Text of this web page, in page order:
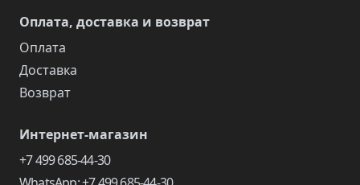
Оплата, доставка и возврат
Оплата
Доставка
Возврат
Интернет-магазин
+7 499 685-44-30